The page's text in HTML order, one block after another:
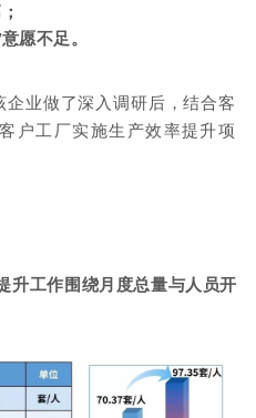
愿不足。
企业做了深入调研后，结合客
户工厂实施生产效率提升项
升工作围绕月度总量与人员开